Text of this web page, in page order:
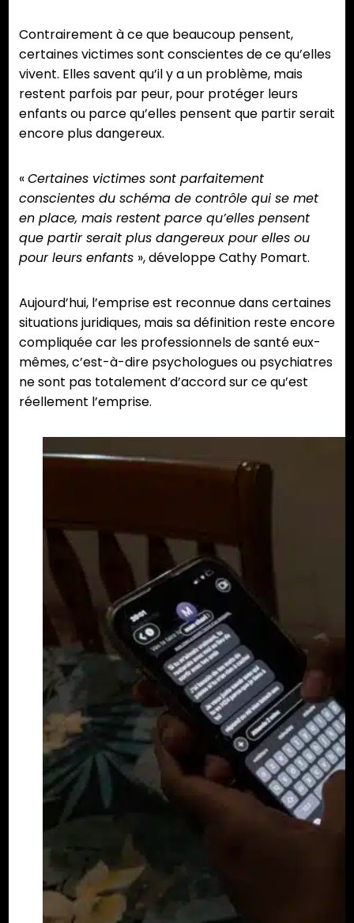
Contrairement à ce que beaucoup pensent,
certaines victimes sont conscientes de ce qu’elles
vivent. Elles savent qu’il y a un problème, mais
restent parfois par peur, pour protéger leurs
enfants ou parce qu’elles pensent que partir serait
encore plus dangereux.
«Certaines victimes sont parfaitement
conscientes du schéma de contrôle qui se met
en place, mais restent parce qu’elles pensent
que partir serait plus dangereux pour elles ou
pour leurs enfants », développe Cathy Pomart.
Aujourd’hui, l’emprise est reconnue dans certaines
situations juridiques, mais sa définition reste encore
compliquée car les professionnels de santé eux-
mêmes, c’est-à-dire psychologues ou psychiatres
ne sont pas totalement d’accord sur ce qu’est
réellement l’emprise.